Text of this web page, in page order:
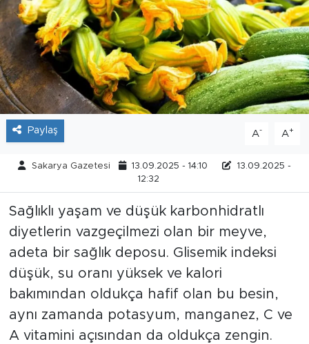
Paylaş A- A+
Sakarya Gazetesi 13.09.2025 - 14:10
13.09.2025 -
12:32
Sağlıklı yaşam ve düşük karbonhidratlı
diyetlerin vazgeçilmezi olan bir meyve,
adeta bir sağlık deposu. Glisemik indeksi
düşük, su oranı yüksek ve kalori
bakımından oldukça hafif olan bu besin,
aynı zamanda potasyum, manganez, C ve
A vitamini açısından da oldukça zengin.
Foto Şaka
Teknoloji
Politika